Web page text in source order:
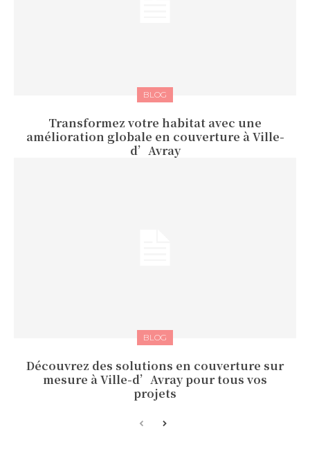
BLOG
Transformez votre habitat avec une
amélioration globale en couverture à Ville-
d’Avray
BLOG
Découvrez des solutions en couverture sur
mesure à Ville-d’Avray pour tous vos
projets